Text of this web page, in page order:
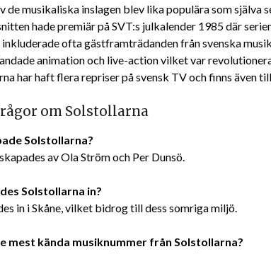
de musikaliska inslagen blev lika populära som själva
hade premiär på SVT:s julkalender 1985 där
inkluderade ofta gästframträdanden från svenska
animation och live-action vilket var
har haft flera repriser på svensk TV och finns även
om Solstollarna
Solstollarna?
av Ola Ström och Per Dunsö.
Solstollarna in?
in i Skåne, vilket bidrog till dess somriga miljö.
mest kända musiknummer från Solstollarna?